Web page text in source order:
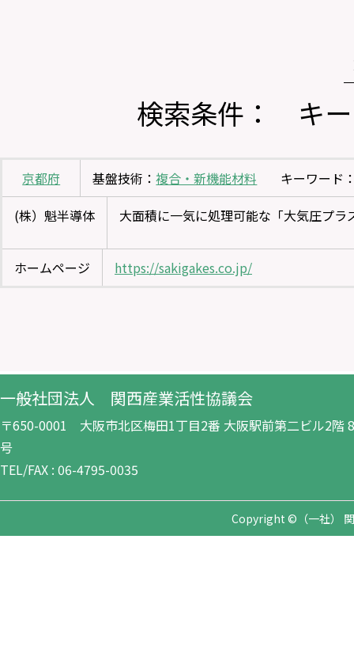
検索条件： キー
京都府 基盤技術：複合・新機能材料
キーワード
(株）魁半導体
大面積に一気に処理可能な「大気圧プラ
ホームページ https://sakigakes.co.jp/
一般社団法人 関西産業活性協議会
〒650-0001 大阪市北区梅田1丁目2番 大阪駅前第二ビル2階
号
TEL/FAX : 06-4795-0035
Copyright ©（一社）